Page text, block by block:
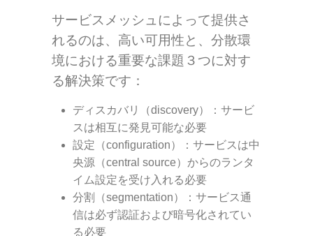
サービスメッシュによって提供さ
れるのは、高い可用性と、分散環
境における重要な課題３つに対す
る解決策です：
ディスカバリ（discovery）
：サービ
スは相互に発見可能な必要
設定（configuration）
：サービスは中
央源（central source）からのランタ
イム設定を受け入れる必要
分割（segmentation）
：サービス通
信は必ず認証および暗号化されてい
る必要